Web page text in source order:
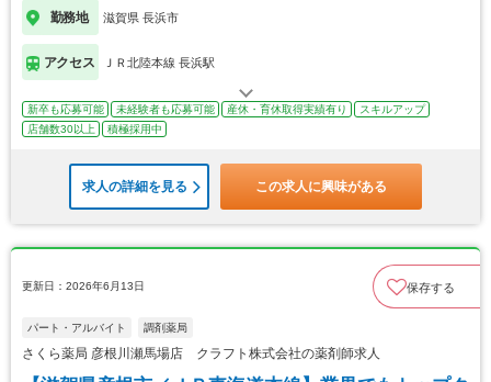
勤務地 滋賀県 長浜市
アクセス ＪＲ北陸本線 長浜駅
新卒も応募可能 未経験者も応募可能 産休・育休取得実績有り
スキルアップ
店舗数30以上
積極採用中
求人の詳細を見る この求人に興味がある
更新日：2026年6月13日 保存する
パート・アルバイト 調剤薬局
さくら薬局 彦根川瀬馬場店 クラフト株式会社の薬剤師求人